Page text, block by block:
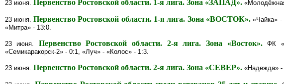
23 июня. Первенство Ростовской области. 1-я лига. Зона «ЗАПАД».
23 июня. Первенство Ростовской области. 1-я лига. Зона «ВОСТОК». «Чайка»
«Митра» - 13:0.
23 июня. Первенство Ростовской области. 2-я лига. Зона «Восток».
ФК
«Семикаракорск-2» - 0:1, «Луч» - «Колос» - 1:3.
23 июня. Первенство Ростовской области. 2-я лига. Зона «СЕВЕР». «Надежда» -